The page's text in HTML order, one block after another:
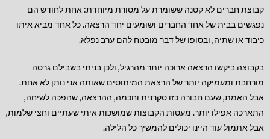
קבוצת חברים לא קטנה ששומרת על מסורת מיוחדת: אחת לחודש הם
נפגשים בבית של אחד החברים ושומעים יחד הרצאה. כל אחד מביא איתו
כיבוד או שתיה, ובסופו של דבר מובטח להם ערב נפלא.
בקבוצה ביקשו הרצאה ארוכה יותר מהרגיל, ולכן בניתי בשבילם גרסה
מורחבת ומעמיקה יותר של הרצאת המיתוסיםשאותה אני נותן לא אחת.
אבל האמת, שעם חבורה כזו סקרנית וחכמה, ההרצאה, שהפכה לשיחה,
התארכה אפילו יותר. מעטות הקבוצות שמושכות איתי שעתיים וחצי שלמות,
אבל אתמול עוד היינו יכולים להמשיך כל הלילה.